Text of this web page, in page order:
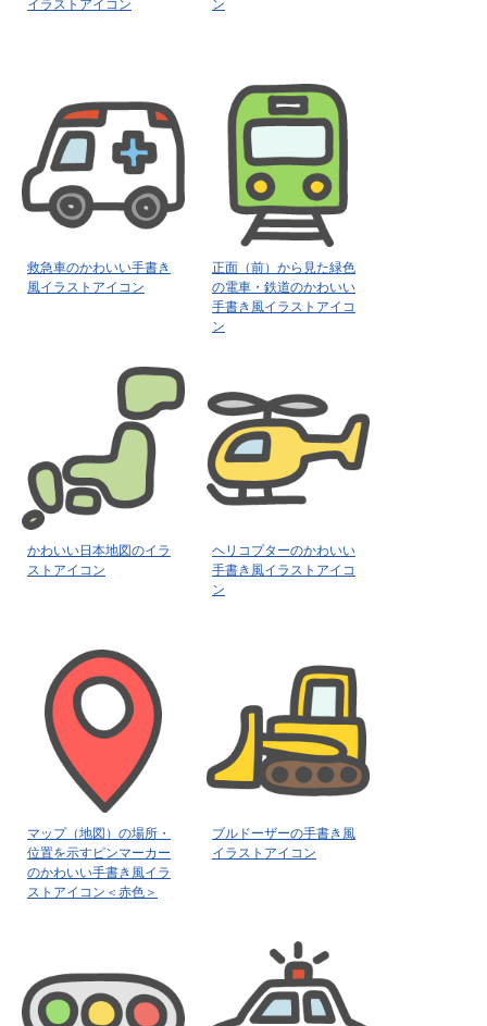
イラストアイコン ン
救急車のかわいい手書き
風イラストアイコン
正面（前）から見た緑色
の電車・鉄道のかわいい
手書き風イラストアイコ
ン
かわいい日本地図のイラ
ストアイコン
ヘリコプターのかわいい
手書き風イラストアイコ
ン
マップ（地図）の場所・
位置を示すピンマーカー
のかわいい手書き風イラ
ストアイコン＜赤色＞
ブルドーザーの手書き風
イラストアイコン